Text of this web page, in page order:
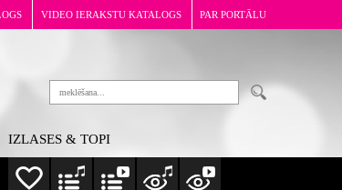
VIDEO IERAKSTU KATALOGS PAR PORTĀLU
IZLASES & TOPI